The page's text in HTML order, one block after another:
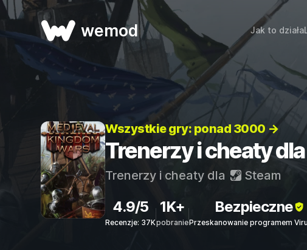
wemod Jak to działa
Wszystkie gry: ponad 3000 →
Trenerzy i cheaty
Trenerzy i cheaty dla Steam
4.9/5
Recenzje: 37K
1K+
pobranie
Bezpieczne
Przeskanowanie programem